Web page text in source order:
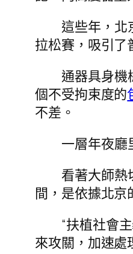
這些年，北
拉松賽，吸引了
通器具身機
個不受拘束度的
不差。
一層年夜廳
看著大師熱
間，是依據北京
“扶植社會
來攻關，加速處